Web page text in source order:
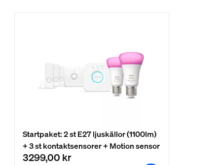
Startpaket: 2 st E27 ljuskällor (1100lm)
+ 3 st kontaktsensorer + Motion sensor
3299,00 kr